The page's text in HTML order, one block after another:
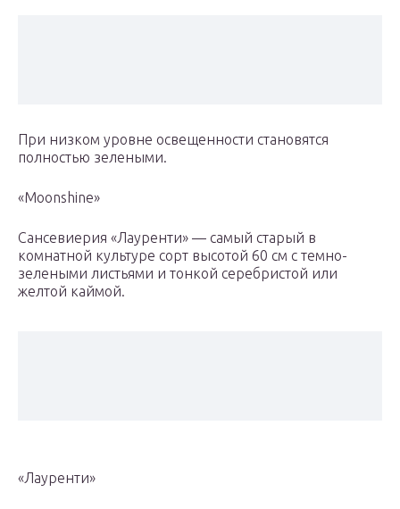
При низком уровне освещенности становятся
полностью зелеными.
«Moonshine»
Сансевиерия «Лауренти» — самый старый в
комнатной культуре сорт высотой 60 см с темно-
зелеными листьями и тонкой серебристой или
желтой каймой.
«Лауренти»